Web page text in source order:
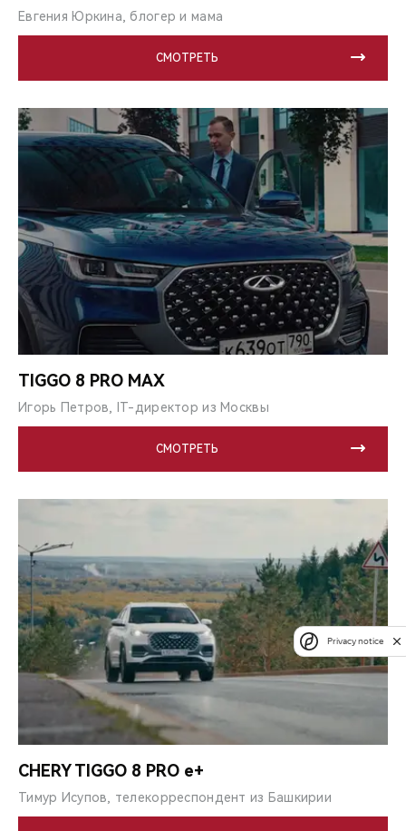
Евгения Юркина, блогер и мама
СМОТРЕТЬ
TIGGO 8 PRO MAX
Игорь Петров, IT-директор из Москвы
СМОТРЕТЬ
CHERY TIGGO 8 PRO e+
Тимур Исупов, телекорреспондент из Башкирии
Privacy notice